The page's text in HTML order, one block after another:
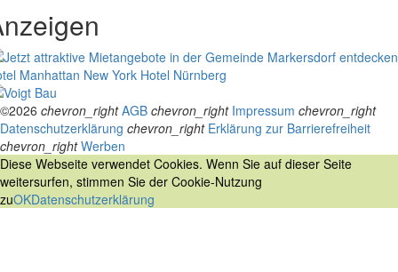
Manhattan New York Hotel Nürnberg
©2026 chevron_right AGB chevron_right Impressum chevron_right
Datenschutzerklärung chevron_right Erklärung zur Barrierefreiheit
chevron_right Werben
Diese Webseite verwendet Cookies. Wenn Sie auf dieser Seite
weitersurfen, stimmen Sie der Cookie-Nutzung
zuOKDatenschutzerklärung